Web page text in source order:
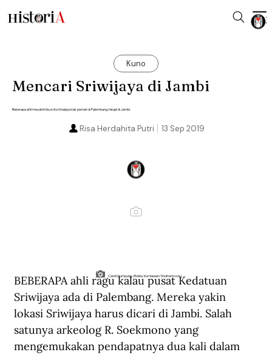
Kuno
Mencari Sriwijaya di Jambi
Beberapa ahli meyakini ibu kota Sriwijaya tak pernah di Palembang, tetapi di Jambi.
13 Sep 2019
Risa Herdahita Putri
Candi Gumpung. (Robby Kurniawan/Shutterstock).
BEBERAPA ahli ragu kalau pusat Kedatuan
Sriwijaya ada di Palembang. Mereka yakin
lokasi Sriwijaya harus dicari di Jambi. Salah
satunya arkeolog R. Soekmono yang
mengemukakan pendapatnya dua kali dalam